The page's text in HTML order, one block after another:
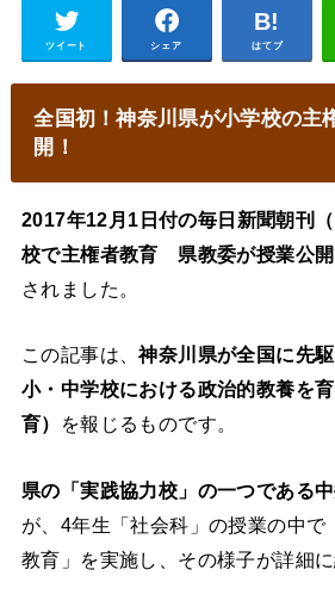
ツイート シェア はてブ
全国初！神奈川県が小学校の主
開！
2017年12月1日付の毎日新聞朝刊
校で主権者教育 県教委が授業公開
されました。
この記事は、神奈川県が全国に先
小・中学校における政治的教養を
育）
を報じるものです。
県の「実践協力校」の一つである
が、4年生「社会科」の授業の中で
教育」を実施し、その様子が詳細に